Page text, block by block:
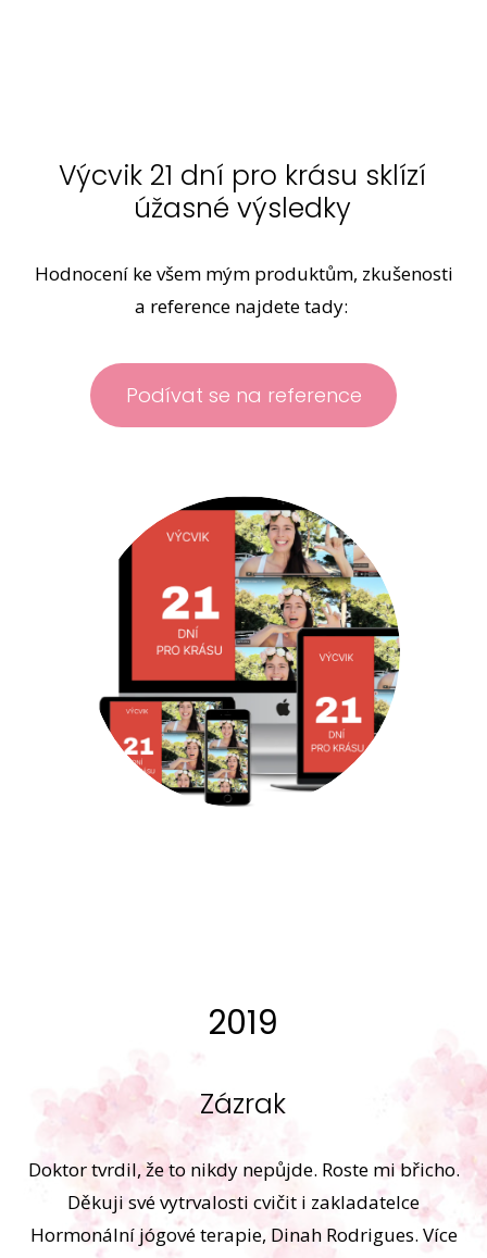
Výcvik 21 dní pro krásu sklízí
úžasné výsledky
Hodnocení ke všem mým produktům, zkušenosti
a reference najdete tady:
Podívat se na reference
2019
Zázrak
Doktor tvrdil, že to nikdy nepůjde. Roste mi břicho.
Děkuji své vytrvalosti cvičit i zakladatelce
Hormonální jógové terapie, Dinah Rodrigues. Více